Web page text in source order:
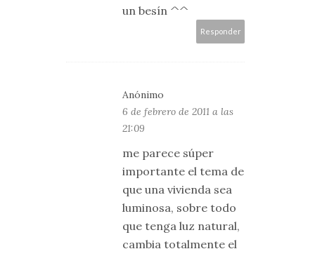
un besín ^^
Responder
Anónimo
6 de febrero de 2011 a las
21:09
me parece súper
importante el tema de
que una vivienda sea
luminosa, sobre todo
que tenga luz natural,
cambia totalmente el